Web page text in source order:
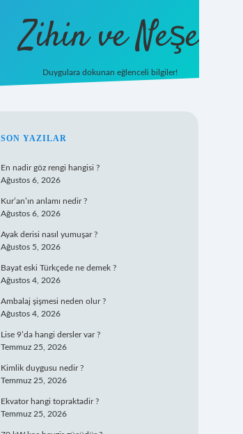
Zihin ve Neşe
Duygulara dokunan eğlenceli bilgiler!
SIDEBAR
SON YAZILAR
En nadir göz rengi hangisi ?
Ağustos 6, 2026
Kur’an’ın anlamı nedir ?
Ağustos 6, 2026
Ayak derisi nasıl yumuşar ?
Ağustos 5, 2026
Bayat eski Türkçede ne demek ?
Ağustos 4, 2026
Ambalaj şişmesi neden olur ?
Ağustos 4, 2026
Lise 9’da hangi dersler var ?
Temmuz 25, 2026
Kimlik duygusu nedir ?
Temmuz 25, 2026
Ekvator hangi topraktadir ?
Temmuz 25, 2026